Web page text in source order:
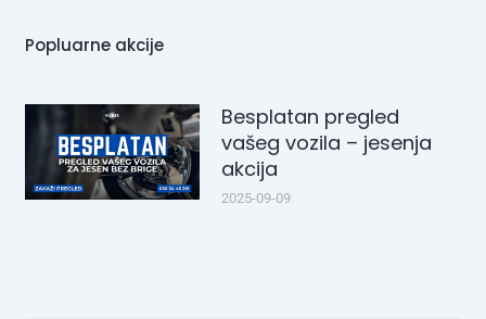
Popluarne akcije
Besplatan pregled
vašeg vozila – jesenja
akcija
2025-09-09